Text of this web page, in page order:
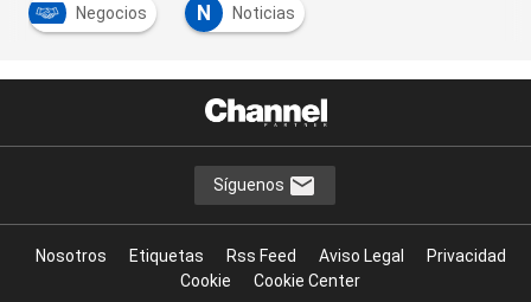
Negocios N Noticias
Síguenos
Nosotros Etiquetas Rss Feed Aviso Legal
Privacidad
Cookie
Cookie Center